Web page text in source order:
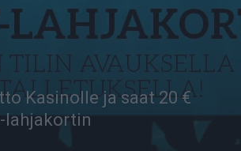
Kasinolle ja saat 20 €
lahjakortin